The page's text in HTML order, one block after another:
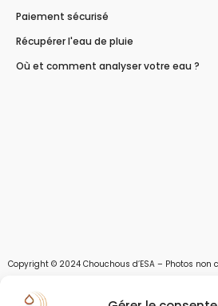
Paiement sécurisé
Récupérer l'eau de pluie
Où et comment analyser votre eau ?
Copyright © 2024 Chouchous d’ESA – Photos non
Les chouchous d’Esa vous apportent toutes les